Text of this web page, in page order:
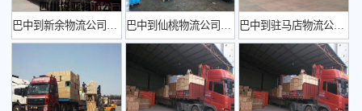
巴中到新余物流公司长途搬家 ​巴中到仙桃物流公司运费怎么算 ​巴中到驻马店物流公司家具托运